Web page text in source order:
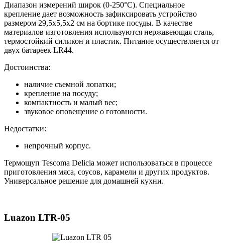
Диапазон измерений широк (0-250°C). Специальное
крепление дает возможность зафиксировать устройство
размером 29,5x5,5x2 см на бортике посуды. В качестве
материалов изготовления используются нержавеющая сталь,
термостойкий силикон и пластик. Питание осуществляется от
двух батареек LR44.
Достоинства:
наличие съемной лопатки;
крепление на посуду;
компактность и малый вес;
звуковое оповещение о готовности.
Недостатки:
непрочный корпус.
Термощуп Tescoma Delicia может использоваться в процессе
приготовления мяса, соусов, карамели и других продуктов.
Универсальное решение для домашней кухни.
Luazon LTR-05